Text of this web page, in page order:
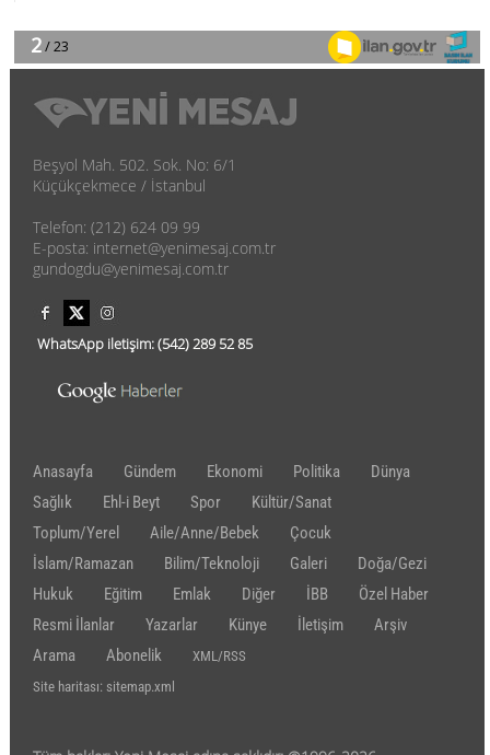
Beşyol Mah. 502. Sok. No: 6/1
Küçükçekmece / İstanbul
Telefon: (212) 624 09 99
E-posta: internet@yenimesaj.com.tr
gundogdu@yenimesaj.com.tr
WhatsApp iletişim:(542)289 52 85
Anasayfa Gündem Ekonomi Politika
Dünya
Sağlık
Ehl-i Beyt Spor
Kültür/Sanat
Toplum/Yerel
Aile/Anne/Bebek
Çocuk
İslam/Ramazan
Bilim/Teknoloji Galeri
Doğa/Gezi
Hukuk
Eğitim Emlak Diğer İBB
Özel Haber
Resmi İlanlar
Yazarlar Künye İletişim
Arşiv
Arama
Abonelik
XML/RSS
Site haritası: sitemap.xml